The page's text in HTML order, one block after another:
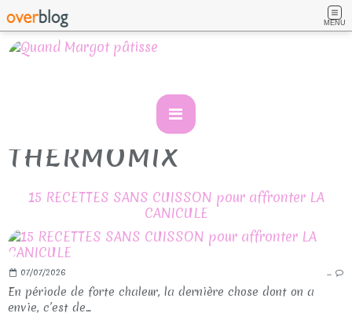
MENU
THERMOMIX
15 RECETTES SANS CUISSON pour affronter LA
CANICULE
07/07/2026 …
En période de forte chaleur, la dernière chose dont on a
envie, c’est de...